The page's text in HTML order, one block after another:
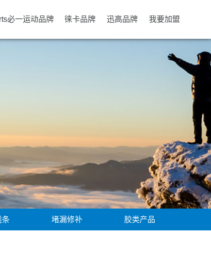
必一运动品牌 徕卡品牌 迅高品牌 我要加盟
条 堵漏修补 胶类产品